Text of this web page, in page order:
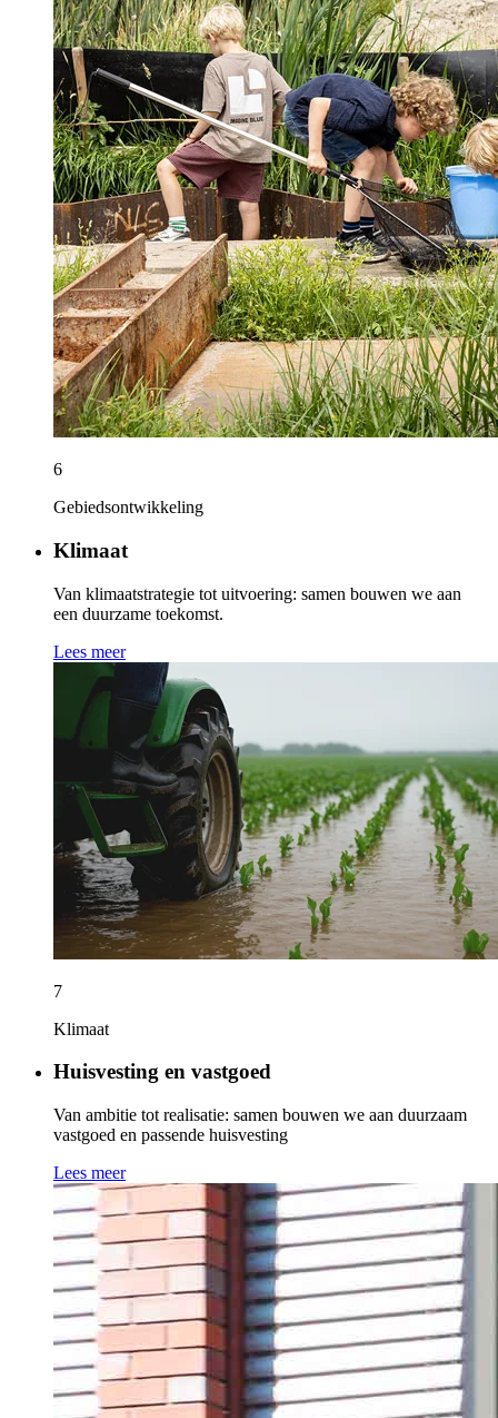
6
Gebiedsontwikkeling
Klimaat
Van klimaatstrategie tot uitvoering: samen bouwen we aan
een duurzame toekomst.
Lees meer
7
Klimaat
Huisvesting en vastgoed
Van ambitie tot realisatie: samen bouwen we aan duurzaam
vastgoed en passende huisvesting
Lees meer